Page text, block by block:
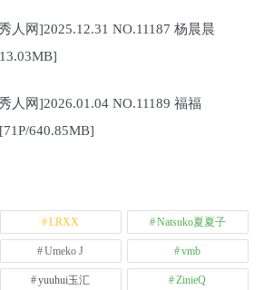
人网]2025.12.31 NO.11187 杨晨晨
人网]2026.01.04 NO.11189 福福
640.85MB]
LRXX Natsuko夏夏子
Umeko J vmb
yuuhui玉汇 ZinieQ